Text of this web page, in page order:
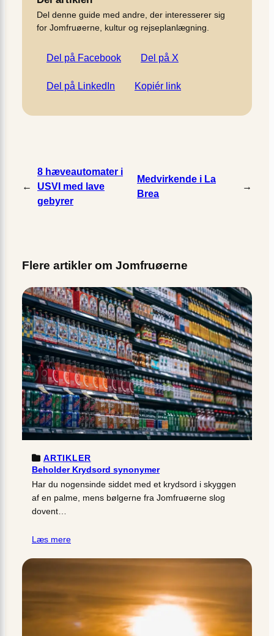
Del denne guide med andre, der interesserer sig
for Jomfruøerne, kultur og rejseplanlægning.
Del på Facebook Del på X
Del på LinkedIn Kopiér link
←
8 hæveautomater i
USVI med lave
gebyrer
Medvirkende i La
Brea
→
Flere artikler om Jomfruøerne
ARTIKLER
Beholder Krydsord synonymer
Har du nogensinde siddet med et krydsord i skyggen
af en palme, mens bølgerne fra Jomfruøerne slog
dovent…
Læs mere